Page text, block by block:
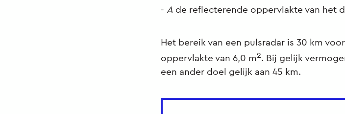
-A de reflecterende oppervlakte van het
Het bereik van een pulsradar is 30 km
oppervlakte van 6,0 m2. Bij gelijk
een ander doel gelijk aan 45 km.